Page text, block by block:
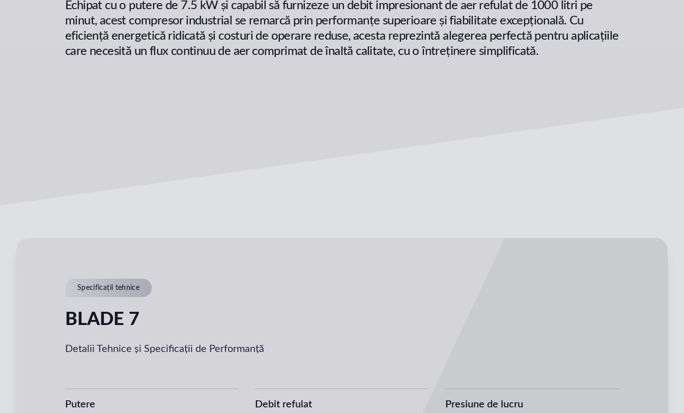
Echipat cu o putere de 7.5 kW și capabil să furnizeze un debit impresionant de aer refulat de 1000 litri pe
minut, acest compresor industrial se remarcă prin performanțe superioare și fiabilitate excepțională. Cu
eficiență energetică ridicată și costuri de operare reduse, acesta reprezintă alegerea perfectă pentru aplicațiile
care necesită un flux continuu de aer comprimat de înaltă calitate, cu o întreținere simplificată.
Specificații tehnice
BLADE 7
Detalii Tehnice și Specificații de Performanță
Putere Debit refulat Presiune de lucru